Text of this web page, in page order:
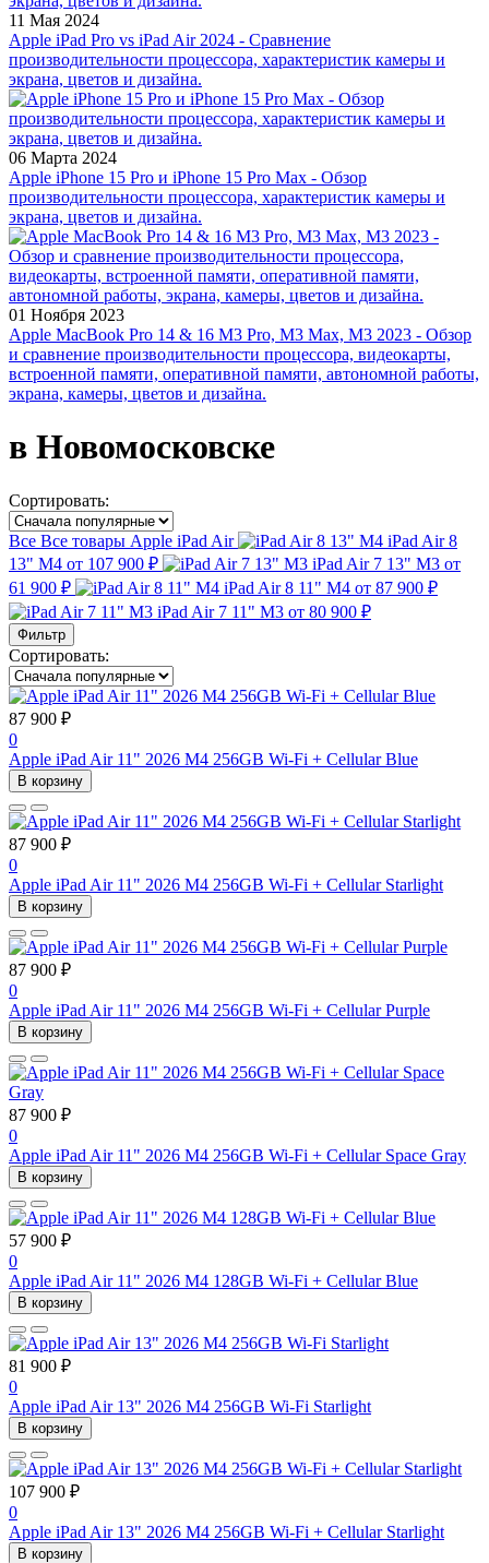
11 Мая 2024
Apple iPad Pro vs iPad Air 2024 - Сравнение
производительности процессора, характеристик камеры и
экрана, цветов и дизайна.
06 Марта 2024
Apple iPhone 15 Pro и iPhone 15 Pro Max - Обзор
производительности процессора, характеристик камеры и
экрана, цветов и дизайна.
01 Ноября 2023
Apple MacBook Pro 14 & 16 M3 Pro, M3 Max, M3 2023 - Обзор
и сравнение производительности процессора, видеокарты,
встроенной памяти, оперативной памяти, автономной работы,
экрана, камеры, цветов и дизайна.
в Новомосковске
Сортировать:
Все Все товары Apple iPad Air
iPad Air 8
13" M4 от 107 900 ₽ iPad Air 7 13" M3 от
61 900 ₽
iPad Air 8 11" M4 от 87 900 ₽
iPad Air 7 11" M3 от 80 900 ₽
Фильтр
Сортировать:
87 900 ₽
0
Apple iPad Air 11" 2026 M4 256GB Wi-Fi + Cellular Blue
В корзину
87 900 ₽
0
Apple iPad Air 11" 2026 M4 256GB Wi-Fi + Cellular Starlight
В корзину
87 900 ₽
0
Apple iPad Air 11" 2026 M4 256GB Wi-Fi + Cellular Purple
В корзину
87 900 ₽
0
Apple iPad Air 11" 2026 M4 256GB Wi-Fi + Cellular Space Gray
В корзину
57 900 ₽
0
Apple iPad Air 11" 2026 M4 128GB Wi-Fi + Cellular Blue
В корзину
81 900 ₽
0
Apple iPad Air 13" 2026 M4 256GB Wi-Fi Starlight
В корзину
107 900 ₽
0
Apple iPad Air 13" 2026 M4 256GB Wi-Fi + Cellular Starlight
В корзину